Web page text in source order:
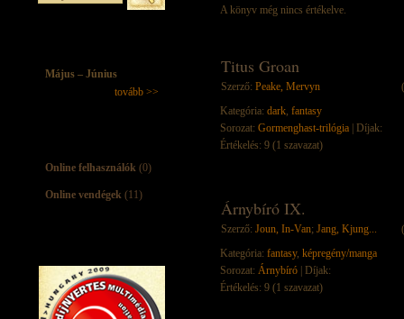
Május – Június
tovább >>
Online felhasználók (0)
Online vendégek (11)
A könyv még nincs értékelve.
Titus Groan
Szerző: Peake, Mervyn
Kategória: dark, fantasy
Sorozat: Gormenghast-trilógia | Díjak:
Értékelés: 9 (1 szavazat)
Árnybíró IX.
Szerző: Joun, In-Van; Jang, Kjung...
Kategória: fantasy, képregény/manga
Sorozat: Árnybíró | Díjak:
Értékelés: 9 (1 szavazat)